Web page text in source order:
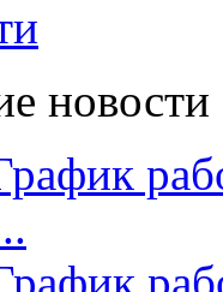
новости